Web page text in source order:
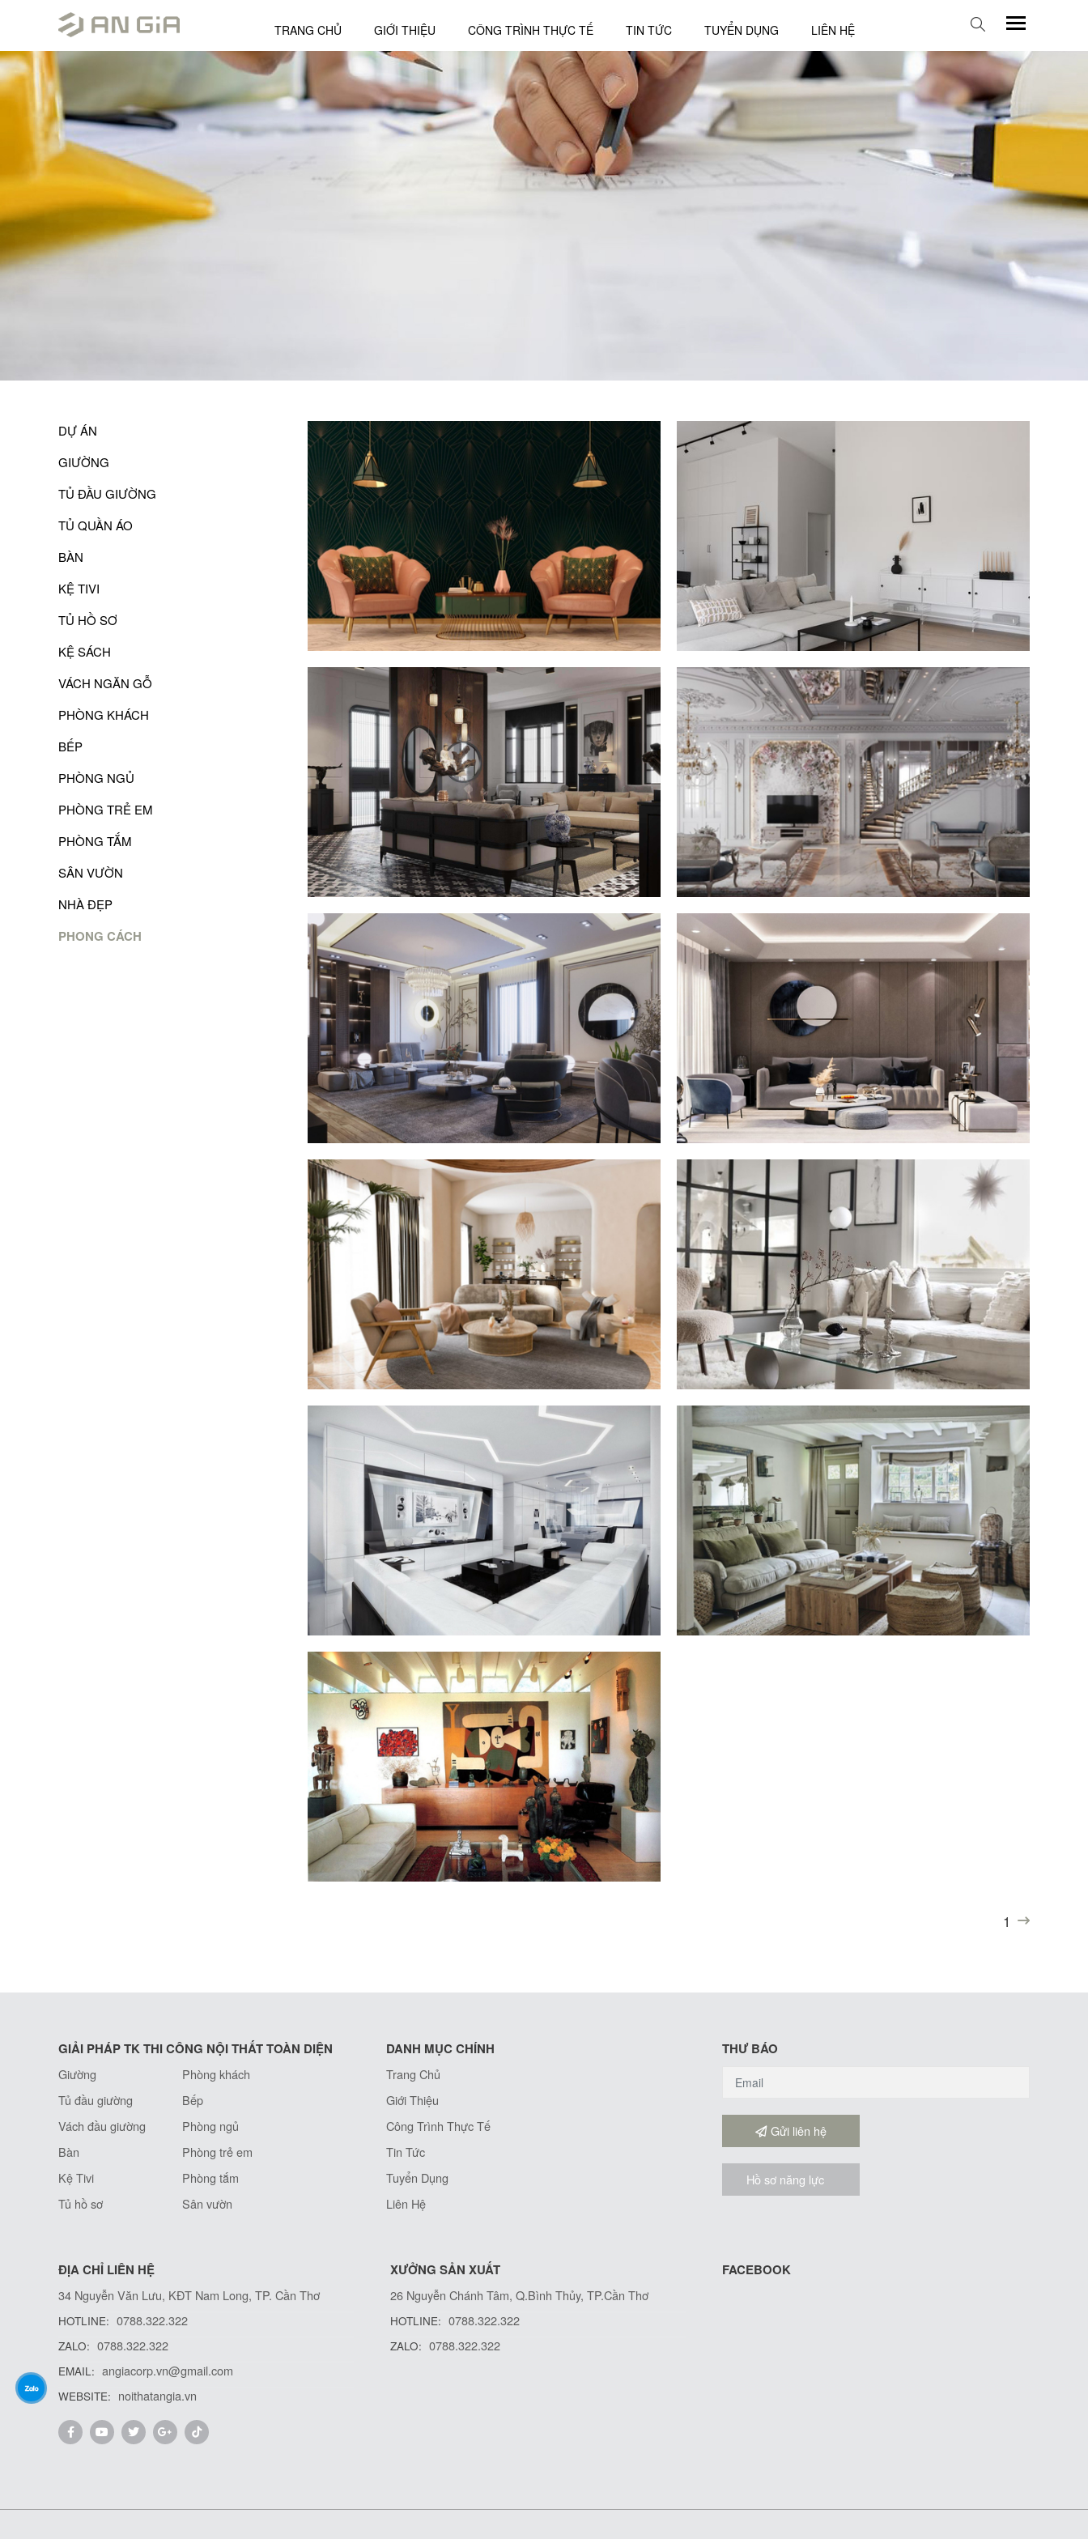
TRANG CHỦ GIỚI THIỆU CÔNG TRÌNH THỰC TẾ TIN TỨC TUYỂN DỤNG LIÊN HỆ
1(current)
DỰ ÁN
GIƯỜNG
TỦ ĐẦU GIƯỜNG
TỦ QUẦN ÁO
BÀN
KỆ TIVI
TỦ HỒ SƠ
KỆ SÁCH
VÁCH NGĂN GỖ
PHÒNG KHÁCH
BẾP
PHÒNG NGỦ
PHÒNG TRẺ EM
PHÒNG TẮM
SÂN VƯỜN
NHÀ ĐẸP
PHONG CÁCH
GIẢI PHÁP TK THI CÔNG NỘI THẤT TOÀN DIỆN
Giường
Tủ đầu giường
Vách đầu giường
Bàn
Kệ Tivi
Tủ hồ sơ
Phòng khách
Bếp
Phòng ngủ
Phòng trẻ em
Phòng tắm
Sân vườn
DANH MỤC CHÍNH
Trang Chủ
Giới Thiệu
Công Trình Thực Tế
Tin Tức
Tuyển Dụng
Liên Hệ
THƯ BÁO
Gửi liên hệ
Hồ sơ năng lực
ĐỊA CHỈ LIÊN HỆ
34 Nguyễn Văn Lưu, KĐT Nam Long, TP. Cần Thơ
HOTLINE: 0788.322.322
ZALO: 0788.322.322
EMAIL: angiacorp.vn@gmail.com
WEBSITE: noithatangia.vn
XƯỞNG SẢN XUẤT
26 Nguyễn Chánh Tâm, Q.Bình Thủy, TP.Cần Thơ
HOTLINE: 0788.322.322
ZALO: 0788.322.322
FACEBOOK